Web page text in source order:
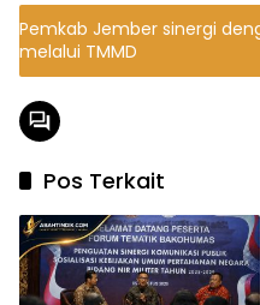
Pemkab Jember sinergi
melalui TMMD
Pos Terkait